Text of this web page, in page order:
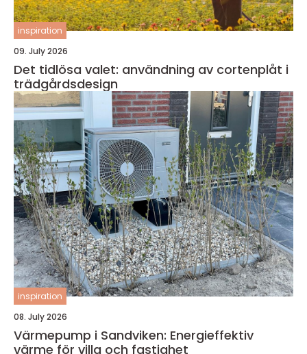
inspiration
09. July 2026
Det tidlösa valet: användning av cortenplåt i
trädgårdsdesign
inspiration
08. July 2026
Värmepump i Sandviken: Energieffektiv
värme för villa och fastighet